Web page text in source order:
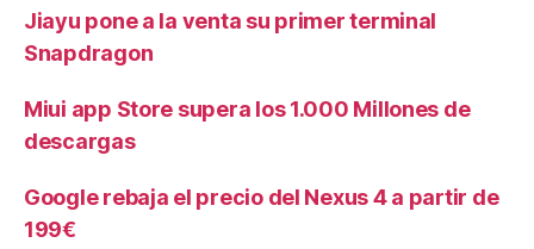
Jiayu pone a la venta su primer terminal
Snapdragon
Miui app Store supera los 1.000 Millones de
descargas
Google rebaja el precio del Nexus 4 a partir de
199€